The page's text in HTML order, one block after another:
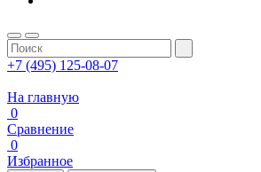
+7 (495) 125-08-07
На главную
0
Сравнение
0
Избранное